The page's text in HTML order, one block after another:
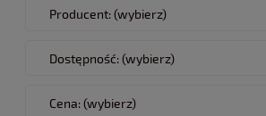
Producent: (wybierz)
Dostępność: (wybierz)
Cena: (wybierz)